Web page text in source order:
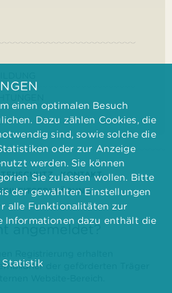
KONTAKT
angemeldet?
der geförderten Träger
einen optimalen Besuch
Dazu zählen Cookies, die
sind, sowie solche die
oder zur Anzeige
werden. Sie können
Sie zulassen wollen. Bitte
der gewählten Einstellungen
alle Funktionalitäten zur
Informationen dazu enthält die
Statistik